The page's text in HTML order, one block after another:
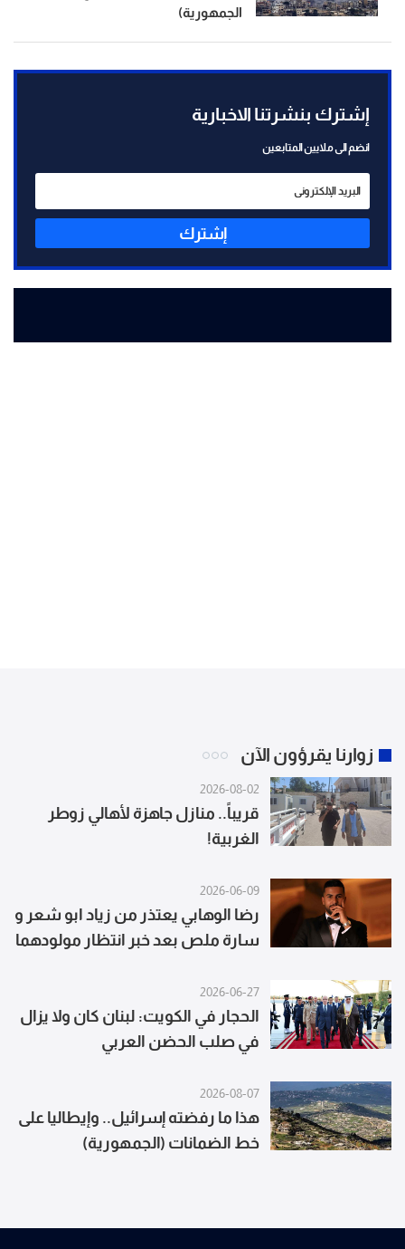
الجمهورية)
إشترك بنشرتنا الاخبارية
انضم الى ملايين المتابعين
إشترك
زوارنا يقرؤون الآن
2026-08-02
قريباً.. منازل جاهزة لأهالي زوطر
الغربية!
2026-06-09
رضا الوهابي يعتذر من زياد ابو شعر و
سارة ملص بعد خبر انتظار مولودهما
2026-06-27
الحجار في الكويت: لبنان كان ولا يزال
في صلب الحضن العربي
2026-08-07
هذا ما رفضته إسرائيل.. وإيطاليا على
خط الضمانات (الجمهورية)